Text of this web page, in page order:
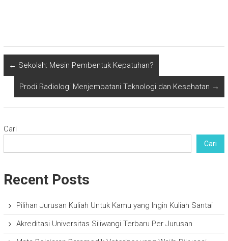
← Sekolah: Mesin Pembentuk Kepatuhan?
Prodi Radiologi Menjembatani Teknologi dan Kesehatan →
Cari
Cari
Recent Posts
Pilihan Jurusan Kuliah Untuk Kamu yang Ingin Kuliah Santai
Akreditasi Universitas Siliwangi Terbaru Per Jurusan